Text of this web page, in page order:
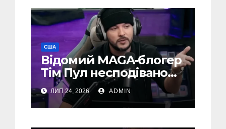
США
Відомий MAGA-блогер
Тім Пул несподівано
підтримав Україну
ЛИП 24, 2026 ADMIN